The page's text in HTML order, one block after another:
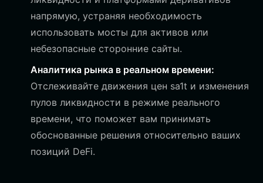
напрямую, устраняя необходимость
использовать мосты для активов или
небезопасные сторонние сайты.
Аналитика рынка в реальном времени:
Отслеживайте движения цен sa1t и изменения
пулов ликвидности в режиме реального
времени, что поможет вам принимать
обоснованные решения относительно ваших
позиций DeFi.